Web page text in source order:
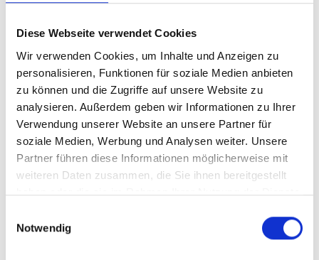
Diese Webseite verwendet Cookies
Wir verwenden Cookies, um Inhalte und Anzeigen zu
personalisieren, Funktionen für soziale Medien anbieten
zu können und die Zugriffe auf unsere Website zu
analysieren. Außerdem geben wir Informationen zu Ihrer
Verwendung unserer Website an unsere Partner für
soziale Medien, Werbung und Analysen weiter. Unsere
Partner führen diese Informationen möglicherweise mit
weiteren Daten zusammen, die Sie ihnen bereitgestellt
haben oder die sie im Rahmen Ihrer Nutzung der Dienste
Notwendig
und komfortable Passform.
Frische Polster
Weiche, komfortable und feuchtigkeitsabführende
Polster sorgen für lang anhaltenden Komfort und lassen
sich zur Reinigung herausnehmen.
Reflektierende Elemente
Reflektierende Elemente auf der Rückseite des Helms
erhöhen die Sichtbarkeit bei ungünstigen
Lichtverhältnissen.
- Materialtyp: Feuchtigkeitsabführende Polster
Marke Bontrager: